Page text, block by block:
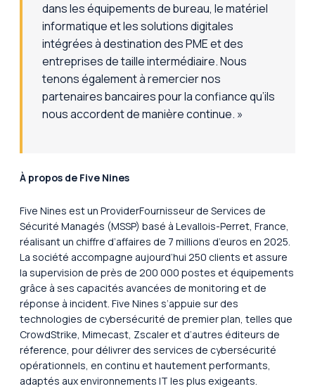
dans les équipements de bureau, le matériel
informatique et les solutions digitales
intégrées à destination des PME et des
entreprises de taille intermédiaire. Nous
tenons également à remercier nos
partenaires bancaires pour la confiance qu’ils
nous accordent de manière continue. »
À propos de Five Nines
Five Nines est un ProviderFournisseur de Services de
Sécurité Managés (MSSP) basé à Levallois-Perret, France,
réalisant un chiffre d’affaires de 7 millions d’euros en 2025.
La société accompagne aujourd’hui 250 clients et assure
la supervision de près de 200 000 postes et équipements
grâce à ses capacités avancées de monitoring et de
réponse à incident. Five Nines s’appuie sur des
technologies de cybersécurité de premier plan, telles que
CrowdStrike, Mimecast, Zscaler et d’autres éditeurs de
réference, pour délivrer des services de cybersécurité
opérationnels, en continu et hautement performants,
adaptés aux environnements IT les plus exigeants.